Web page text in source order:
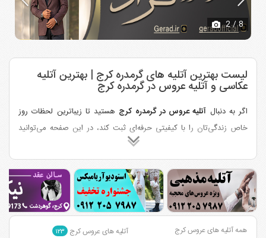
2/ 8
لیست بهترین آتلیه های گرمدره کرج | بهترین آتلیه
عکاسی و آتلیه عروس در گرمدره کرج
اگر به دنبال آتلیه عروس در گرمدره کرج هستید تا زیباترین لحظات روز
خاص زندگی‌تان را با کیفیتی حرفه‌ای ثبت کند، در این صفحه می‌توانید
آتلیه‌های عکاسی و فیلم‌برداری عروسی
این آتلیه‌ها از میان گزینه‌های معتبر سایتبیا‌تو‌عروسیانتخاب شده‌اند و
خدماتی مانندعکاسی عروس، کلیپ اسپرت، عکاسی فرمالیته، فیلم‌برداری
سینماییو تدوین حرفه‌ای ارائه می‌دهند.
لیست بهترین آتلیه‌های گرمدره کرج:
همه آتلیه های عروس کرج آتلیه های عروس کرج ۱۲۳